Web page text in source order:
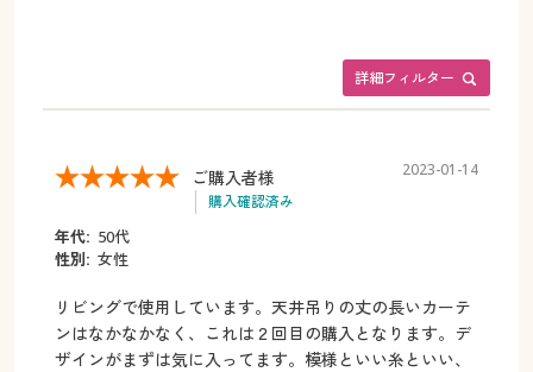
幅200×丈248(1枚物) ○ 在庫わずか
詳細フィルター
ご購入者様
購入確認済み
2023-01-14
年代: 50代
性別: 女性
リビングで使用しています。天井吊りの丈の長いカーテ
ンはなかなかなく、これは２回目の購入となります。デ
ザインがまずは気に入ってます。模様といい糸といい、